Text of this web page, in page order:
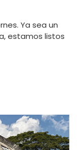
Ya sea un
estamos listos